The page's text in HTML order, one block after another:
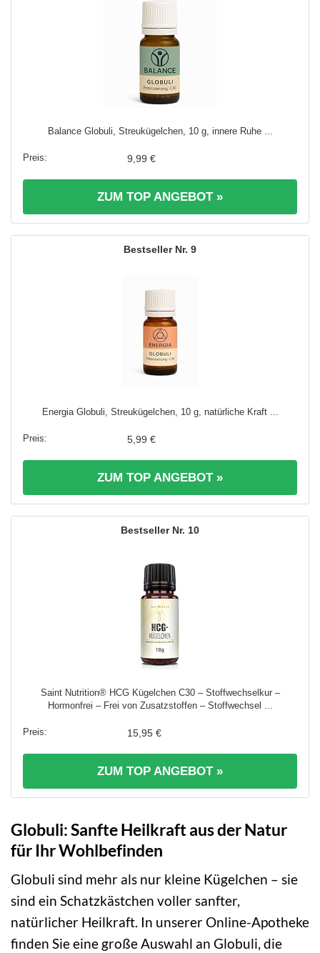
Balance Globuli, Streukügelchen, 10 g, innere Ruhe ...
9,99 €
ZUM TOP ANGEBOT »
9
Energia Globuli, Streukügelchen, 10 g, natürliche Kraft ...
5,99 €
ZUM TOP ANGEBOT »
10
Saint Nutrition® HCG Kügelchen C30 – Stoffwechselkur –
Hormonfrei – Frei von Zusatzstoffen – Stoffwechsel ...
15,95 €
ZUM TOP ANGEBOT »
Globuli: Sanfte Heilkraft aus der Natur
für Ihr Wohlbefinden
Globuli sind mehr als nur kleine Kügelchen – sie
sind ein Schatzkästchen voller sanfter,
natürlicher Heilkraft. In unserer Online-Apotheke
finden Sie eine große Auswahl an Globuli, die